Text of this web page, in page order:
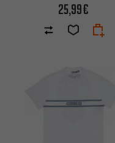
25,99€